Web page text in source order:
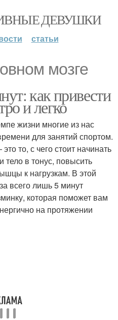
ДЕВУШКИ
статьи
мозге
как привести
и легко
жизни многие из нас
для занятий спортом.
то, с чего стоит начинать
тело в тонус, повысить
к нагрузкам. В этой
всего лишь 5 минут
которая поможет вам
на протяжении